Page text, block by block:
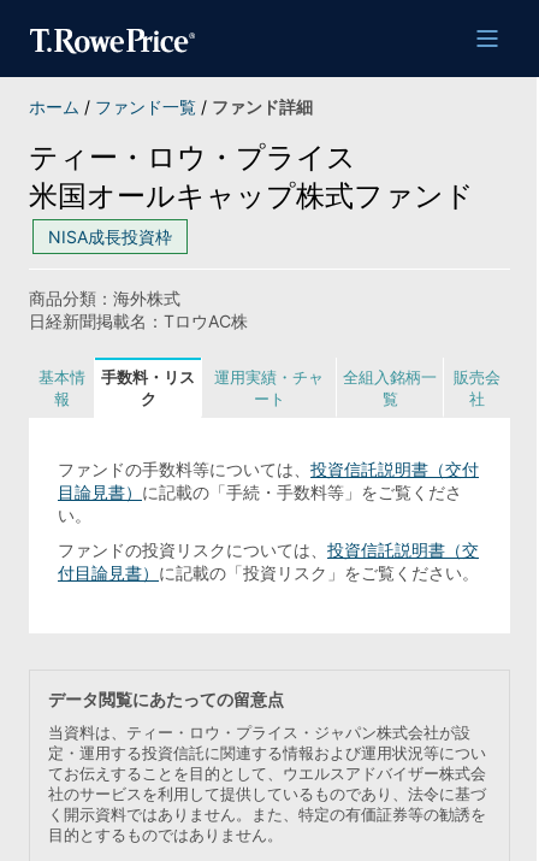
ホーム / ファンド一覧 / ファンド詳細
ティー・ロウ・プライス
米国オールキャップ株式ファンド
NISA成長投資枠
商品分類：海外株式
日経新聞掲載名：TロウAC株
基本情
報
手数料・リス
ク
運用実績・チャ
ート
全組入銘柄一
覧
販売会
社
ファンドの手数料等については、 投資信託説明書（交付
目論見書） に記載の「手続・手数料等」をご覧くださ
い。
ファンドの投資リスクについては、 投資信託説明書（交
付目論見書） に記載の「投資リスク」をご覧ください。
データ閲覧にあたっての留意点
当資料は、ティー・ロウ・プライス・ジャパン株式会社が設
定・運用する投資信託に関連する情報および運用状況等につい
てお伝えすることを目的として、ウエルスアドバイザー株式会
社のサービスを利用して提供しているものであり、法令に基づ
く開示資料ではありません。また、特定の有価証券等の勧誘を
目的とするものではありません。